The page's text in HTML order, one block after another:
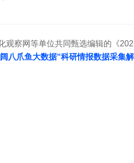
您最
观察网等单位共同甄选编辑的《
八爪鱼大数据“科研情报数据采集解